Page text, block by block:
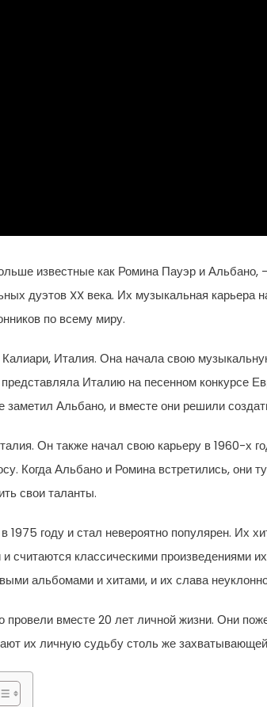
известные как Ромина Пауэр и Альбано,
дуэтов XX века. Их музыкальная карьера
по всему миру.
Италия. Она начала свою
Италию на песенном конкурсе
Альбано, и вместе они решили
Он также начал свою карьеру в 1960-х
Когда Альбано и Ромина встретились, они
свои таланты.
году и стал невероятно популярен. Их
классическими произведениями
альбомами и хитами, и их слава
вместе 20 лет личной жизни. Они
их личную судьбу столь же